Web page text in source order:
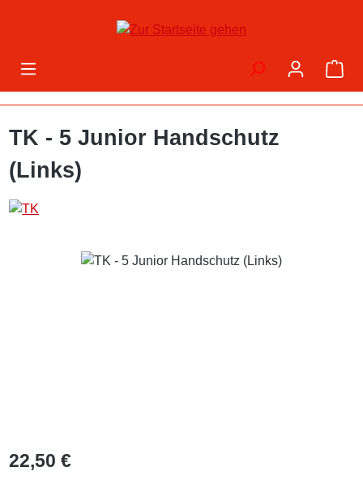
Zum Hauptinhalt springen
TK - 5 Junior Handschutz
(Links)
Bildergalerie überspringen
22,50 €